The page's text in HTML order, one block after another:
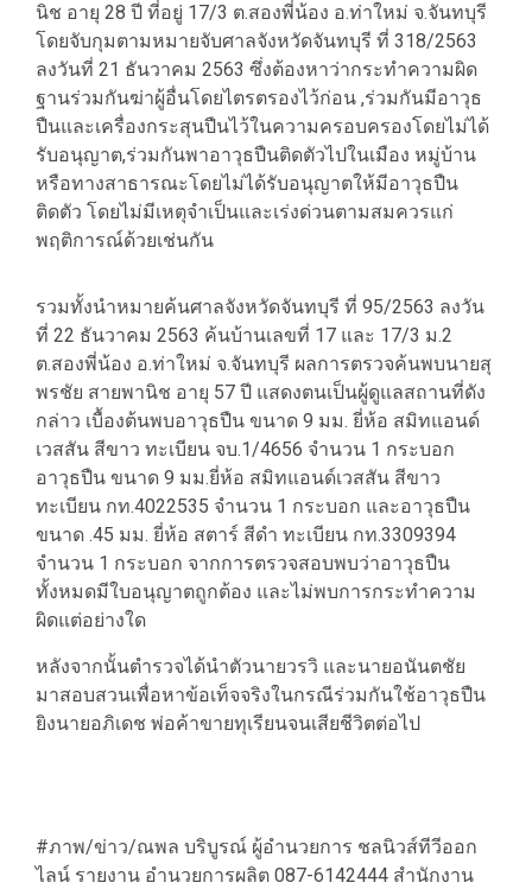
นิช อายุ 28 ปี ที่อยู่ 17/3 ต.สองพี่น้อง อ.ท่าใหม่ จ.จันทบุรี
โดยจับกุมตามหมายจับศาลจังหวัดจันทบุรี ที่ 318/2563
ลงวันที่ 21 ธันวาคม 2563 ซึ่งต้องหาว่ากระทำความผิด
ฐานร่วมกันฆ่าผู้อื่นโดยไตรตรองไว้ก่อน ,ร่วมกันมีอาวุธ
ปืนและเครื่องกระสุนปืนไว้ในความครอบครองโดยไม่ได้
รับอนุญาต,ร่วมกันพาอาวุธปืนติดตัวไปในเมือง หมู่บ้าน
หรือทางสาธารณะโดยไม่ได้รับอนุญาตให้มีอาวุธปืน
ติดตัว โดยไม่มีเหตุจำเป็นและเร่งด่วนตามสมควรแก่
พฤติการณ์ด้วยเช่นกัน
รวมทั้งนำหมายค้นศาลจังหวัดจันทบุรี ที่ 95/2563 ลงวัน
ที่ 22 ธันวาคม 2563 ค้นบ้านเลขที่ 17 และ 17/3 ม.2
ต.สองพี่น้อง อ.ท่าใหม่ จ.จันทบุรี ผลการตรวจค้นพบนายสุ
พรชัย สายพานิช อายุ 57 ปี แสดงตนเป็นผู้ดูแลสถานที่ดัง
กล่าว เบื้องต้นพบอาวุธปืน ขนาด 9 มม. ยี่ห้อ สมิทแอนด์
เวสสัน สีขาว ทะเบียน จบ.1/4656 จำนวน 1 กระบอก
อาวุธปืน ขนาด 9 มม.ยี่ห้อ สมิทแอนด์เวสสัน สีขาว
ทะเบียน กท.4022535 จำนวน 1 กระบอก และอาวุธปืน
ขนาด .45 มม. ยี่ห้อ สตาร์ สีดำ ทะเบียน กท.3309394
จำนวน 1 กระบอก จากการตรวจสอบพบว่าอาวุธปืน
ทั้งหมดมีใบอนุญาตถูกต้อง และไม่พบการกระทำความ
ผิดแต่อย่างใด
หลังจากนั้นตำรวจได้นำตัวนายวรวิ และนายอนันตชัย
มาสอบสวนเพื่อหาข้อเท็จจริงในกรณีร่วมกันใช้อาวุธปืน
ยิงนายอภิเดช พ่อค้าขายทุเรียนจนเสียชีวิตต่อไป
#ภาพ/ข่าว/ณพล บริบูรณ์ ผู้อำนวยการ ชลนิวส์ทีวีออก
ไลน์ รายงาน อำนวยการผลิต 087-6142444 สำนักงาน